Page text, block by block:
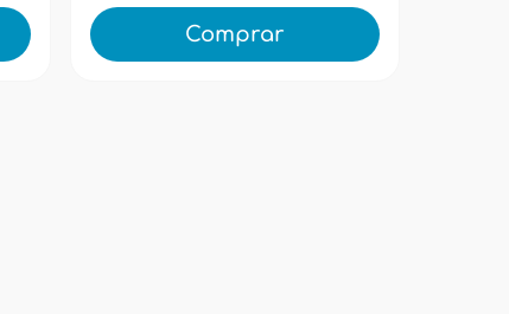
Comprar